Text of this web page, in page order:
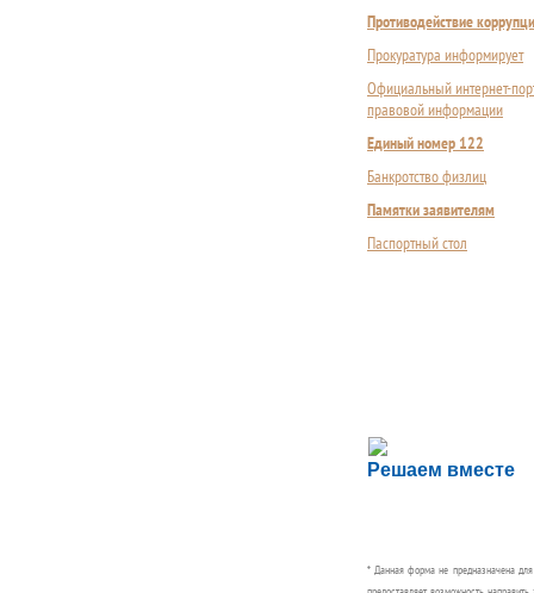
Противодействие
Прокуратура информирует
Официальный интернет-
правовой информации
Единый номер 122
Банкротство физлиц
Памятки заявителям
Паспортный стол
Решаем вместе
Сложности с
Сообщите об этом
* Данная форма не предназначена